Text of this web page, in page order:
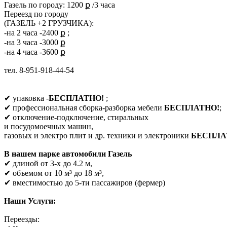
Газель по городу: 1200 ք /3 часа
Переезд по городу
(ГАЗЕЛЬ +2 ГРУЗЧИКА):
-на 2 часа -2400 ք ;
-на 3 часа -3000 ք
-на 4 часа -3600 ք
тел. 8-951-918-44-54
✔ упаковка -БЕСПЛАТНО! ;
✔ профессиональная сборка-разборка мебели БЕСПЛАТНО!;
✔ отключение-подключение, стиральных
и посудомоечных машин,
газовых и электро плит и др. техники и электроники
В нашем парке автомобили Газель
✔ длиной от 3-х до 4.2 м,
✔ объемом от 10 м³ до 18 м³,
✔ вместимостью до 5-ти пассажиров (фермер)
Наши Услуги:
Переезды: